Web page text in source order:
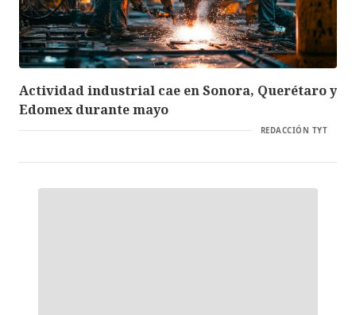
Actividad industrial cae en Sonora, Querétaro y
Edomex durante mayo
REDACCIÓN TYT